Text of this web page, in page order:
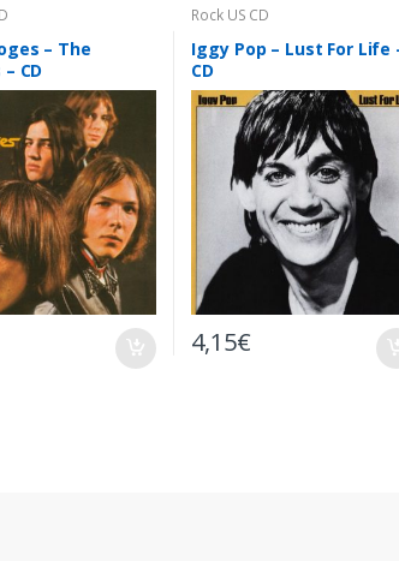
– The
CD
Rock US CD
Iggy Pop – Lust For Life
CD
4,15€